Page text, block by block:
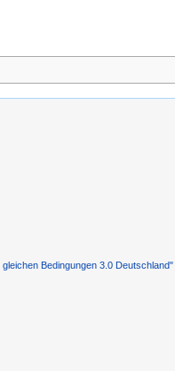
Bedingungen 3.0 Deutschland"